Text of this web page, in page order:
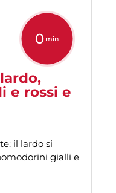
0 min
e rossi e
il lardo si
gialli e